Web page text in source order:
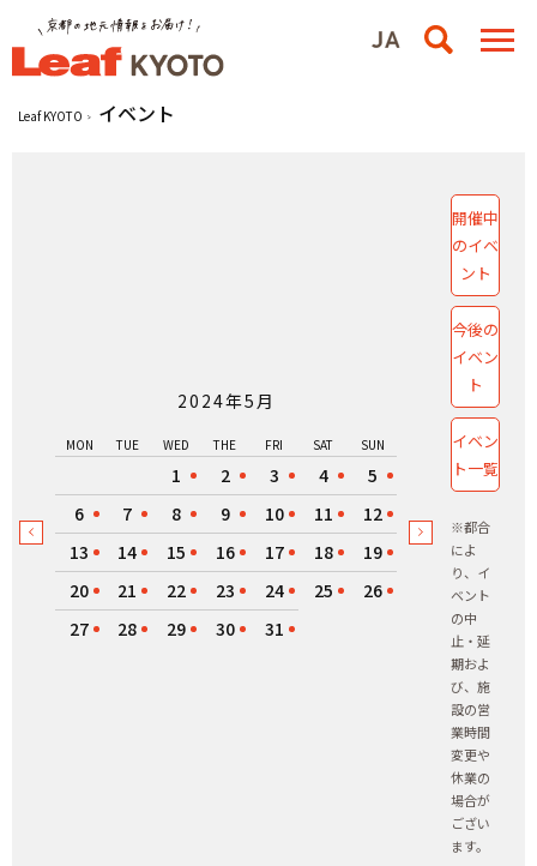
Leaf KYOTO イベント
2024年5月
MON TUE WED THE FRI SAT SUN
1 2 3 4
5
6
7 8 9 10 11
12
13
14 15 16 17 18
19
20
21 22 23 24 25
26
27
28 29 30 31
開催中
のイベ
ント
今後の
イベン
ト
イベン
ト一覧
※都合
によ
り、イ
ベント
の中
止・延
期およ
び、施
設の営
業時間
変更や
休業の
場合が
ござい
ます。